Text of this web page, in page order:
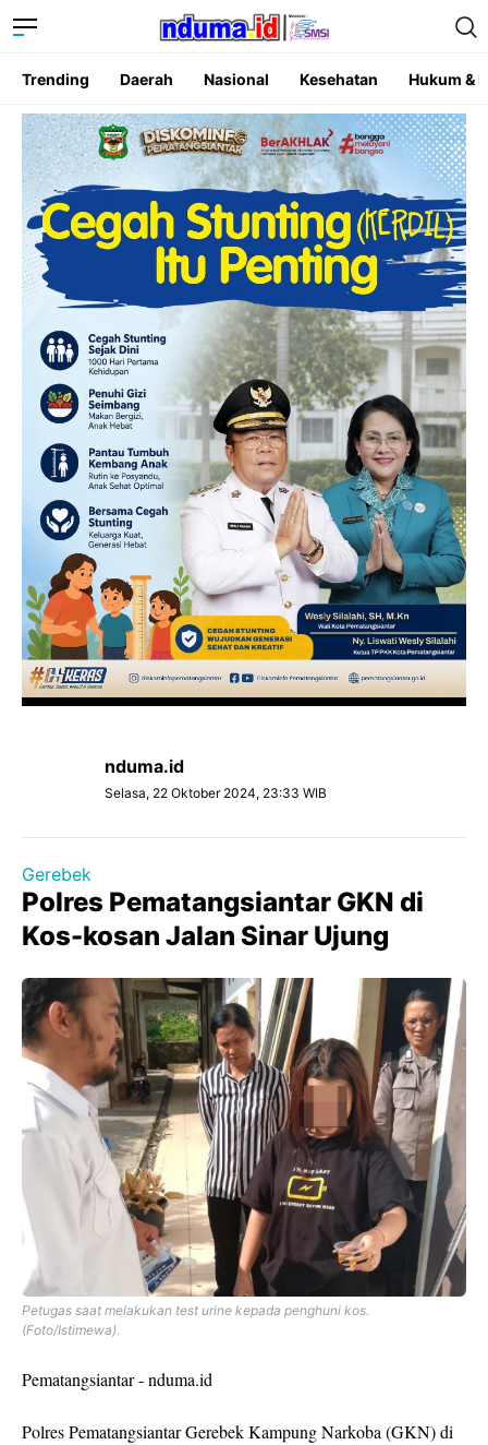
Trending Daerah Nasional Kesehatan Hukum &
nduma.id
Selasa, 22 Oktober 2024, 23:33 WIB
Gerebek
Polres Pematangsiantar GKN di
Kos-kosan Jalan Sinar Ujung
Petugas saat melakukan test urine kepada penghuni kos.
(Foto/Istimewa).
Pematangsiantar - nduma.id
Polres Pematangsiantar Gerebek Kampung Narkoba (GKN) di